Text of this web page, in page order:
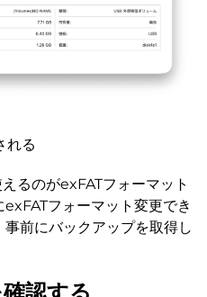
れる
るのがexFATフォーマット
フォーマット変更でき
前にバックアップを取得し